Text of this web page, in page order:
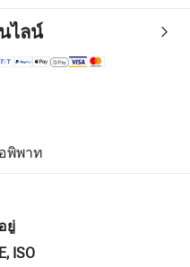
ไลน์
ยการขนส่งที่รองรับโดยแพลตฟอ
ได้สำหรับการตรวจสอบคุณภาพ
พิพาท
ม รวมถึงการคืนเงินหรือการคืน
ยู่
ISO